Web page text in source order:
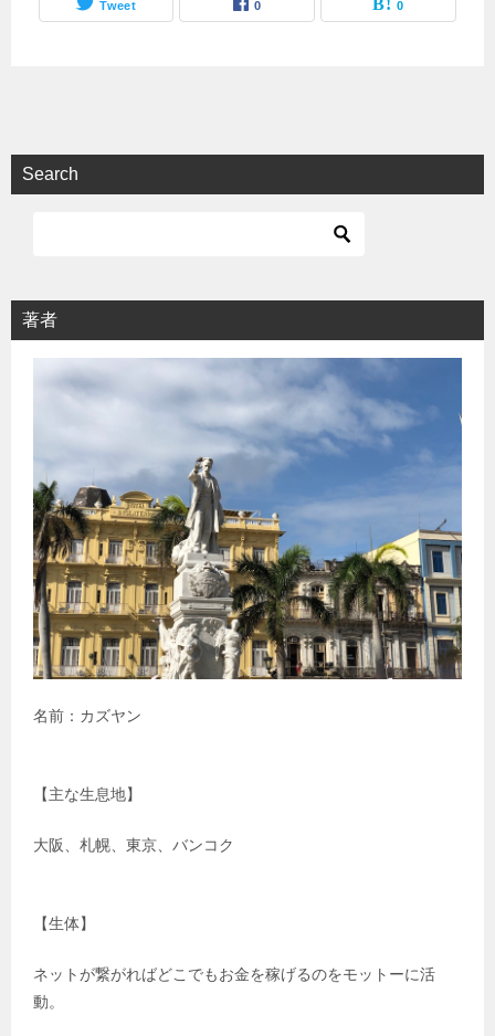
Tweet 0 0
Search
著者
名前：カズヤン
【主な生息地】
大阪、札幌、東京、バンコク
【生体】
ネットが繋がればどこでもお金を稼げるのをモットーに活
動。